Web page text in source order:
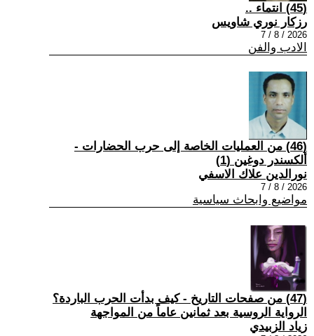
(45) انتماء ..
رزكار نوري شاويس
2026 / 8 / 7
الادب والفن
(46) من العمليات الخاصة إلى حرب الحضارات -
ألكسندر دوغين (1)
نورالدين علاك الاسفي
2026 / 8 / 7
مواضيع وابحاث سياسية
(47) من صفحات التاريخ - كيف بدأت الحرب الباردة؟
الرواية الروسية بعد ثمانين عاماً من المواجهة
زياد الزبيدي